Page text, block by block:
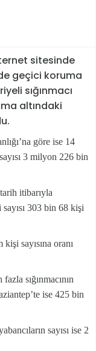
sitesinde
geçici koruma
sığınmacı
altındaki
göre ise 14
3 milyon 226 bin
itibarıyla
303 bin 68 kişi
sayısına oranı
sığınmacının
ise 425 bin
sayısı ise 2